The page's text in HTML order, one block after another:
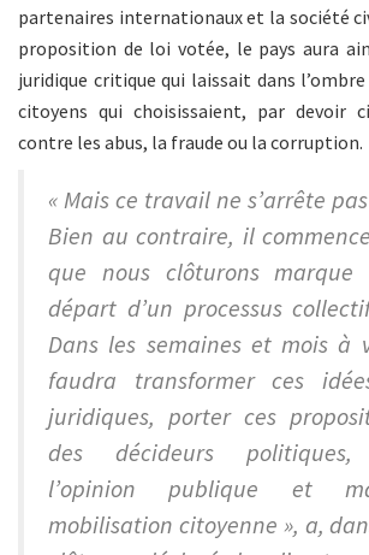
partenaires internationaux et la société
proposition de loi votée, le pays aura
juridique critique qui laissait dans
citoyens qui choisissaient, par devoir
contre les abus, la fraude ou la corruption.
« Mais ce travail ne s’arrête
Bien au contraire, il
que nous clôturons
départ d’un processus
Dans les semaines et mois à
faudra transformer ces
juridiques, porter ces
des décideurs politiques,
l’opinion publique et
mobilisation citoyenne », a,